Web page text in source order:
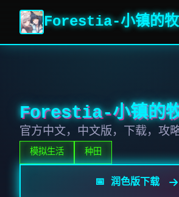
Forestia-小镇的牧
Forestia-小镇的
官方中文，中文版，下载，攻
模拟生活 种田
📅 润色版下载